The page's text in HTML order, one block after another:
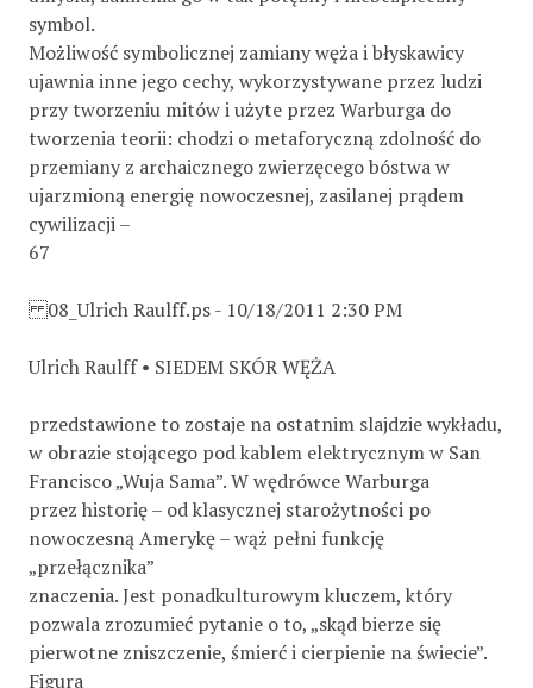
symbol.
Możliwość symbolicznej zamiany węża i błyskawicy
ujawnia inne jego cechy, wykorzystywane przez ludzi
przy tworzeniu mitów i użyte przez Warburga do
tworzenia teorii: chodzi o metaforyczną zdolność do
przemiany z archaicznego zwierzęcego bóstwa w
ujarzmioną energię nowoczesnej, zasilanej prądem
cywilizacji –
67
08_Ulrich Raulff.ps - 10/18/2011 2:30 PM
Ulrich Raulff • SIEDEM SKÓR WĘŻA
przedstawione to zostaje na ostatnim slajdzie wykładu,
w obrazie stojącego pod kablem elektrycznym w San
Francisco „Wuja Sama”. W wędrówce Warburga
przez historię – od klasycznej starożytności po
nowoczesną Amerykę – wąż pełni funkcję
„przełącznika”
znaczenia. Jest ponadkulturowym kluczem, który
pozwala zrozumieć pytanie o to, „skąd bierze się
pierwotne zniszczenie, śmierć i cierpienie na świecie”.
Figura